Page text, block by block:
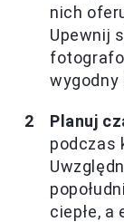
nich
Upewnij
wygodny
Planuj
podczas
ciepłe,